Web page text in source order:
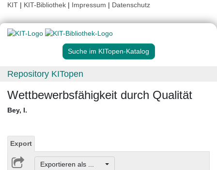
KIT | KIT-Bibliothek | Impressum | Datenschutz
Suche im KITopen-Katalog
Repository KITopen
Wettbewerbsfähigkeit durch Qualität
Bey, I.
Export
Exportieren als ...